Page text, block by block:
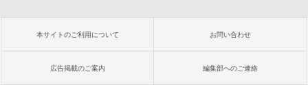
本サイトのご利用について お問い合わせ
広告掲載のご案内 編集部へのご連絡